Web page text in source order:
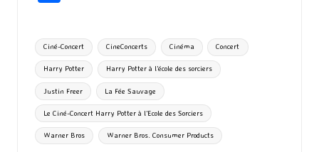
o
o
k
d
o
n
l
ky bl
r
ta
g
er
Tags:
Ciné-Concert CineConcerts Cinéma Concert
Harry Potter Harry Potter à l'école des sorciers
Justin Freer La Fée Sauvage
Le Ciné-Concert Harry Potter à l'Ecole des Sorciers
Warner Bros Warner Bros. Consumer Products